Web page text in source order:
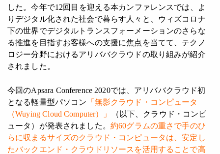
した。今年で12回目を迎える本カンファレンスでは、よ
りデジタル化された社会で暮らす人々と、ウィズコロナ
下の世界でデジタルトランスフォーメーションのさらな
る推進を目指すお客様への支援に焦点を当てて、テクノ
ロジー分野におけるアリババクラウドの取り組みが紹介
されました。
今回のApsara Conference 2020では、アリババクラウド初
となる軽量型パソコン 「無影クラウド・コンピュータ
（Wuying Cloud Computer）」
（以下、クラウド・コンピ
ュータ）が発表されました。 約60グラムの重さで手のひ
らに収まるサイズのクラウド・コンピュータは、安定し
たバックエンド・クラウドリソースを活用することで高